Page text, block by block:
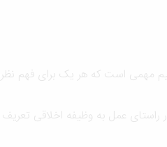
مهمی است که هر یک برای فهم
راستای عمل به وظیفه اخلاقی